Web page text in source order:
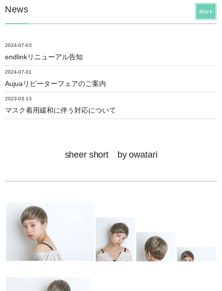
News
2024-07-03
endlinkリニューアル告知
2024-07-01
Aujuaリピーターフェアのご案内
2023-03-13
マスク着用緩和に伴う対応について
More
sheer short by owatari